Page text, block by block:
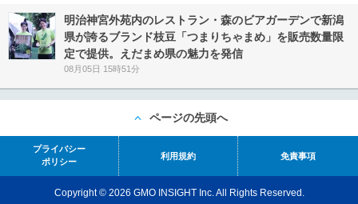
明治神宮外苑内のレストラン・森のビアガーデンで新潟
県が誇るブランド枝豆「つまりちゃまめ」を販売数量限
定で提供。えだまめ県の魅力を発信
08月05日 15時51分
ページの先頭へ
プライバシー
ポリシー
利用規約 免責事項
Copyright © 2026 GMO INSIGHT Inc. All Rights Reserved.